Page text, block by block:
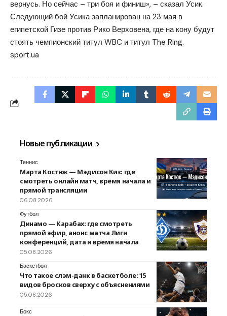
вернусь. Но сейчас – три боя и финиш», – сказал Усик.
Следующий бой Усика запланирован на 23 мая в
египетской Гизе против Рико Верховена, где на кону будут
стоять чемпионский титул WBC и титул The Ring.
sport.ua
Новые публикации
Теннис
Марта Костюк — Мэдисон Киз: где
смотреть онлайн матч, время начала и
прямой трансляции
06.08.2026
Футбол
Динамо — Карабах: где смотреть
прямой эфир, анонс матча Лиги
конференций, дата и время начала
05.08.2026
Баскетбол
Что такое слэм-данк в баскетболе: 15
видов бросков сверху с объяснениями
05.08.2026
Бокс